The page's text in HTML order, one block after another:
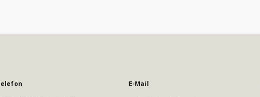
E-Mail